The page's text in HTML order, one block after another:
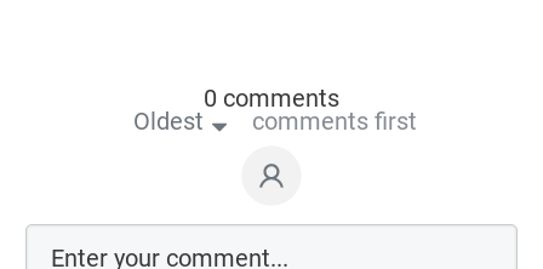
0 comments
Oldest comments first